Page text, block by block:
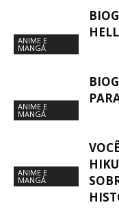
ANIME E
MANGÁ
ANIME E
MANGÁ
ANIME E
MANGÁ